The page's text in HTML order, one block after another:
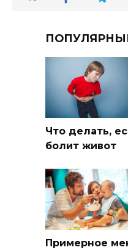
Что делать,
болит живот
Примерное